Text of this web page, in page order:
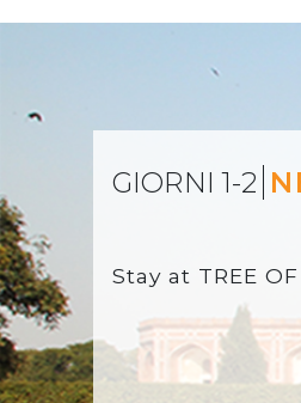
GIORNI 1-2
Stay at TREE